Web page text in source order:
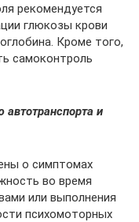
рекомендуется
глюкозы крови
Кроме того,
самоконтроль
и
о симптомах
во время
или выполнения
психомоторных